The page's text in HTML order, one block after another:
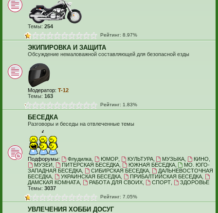
Темы: 254
Рейтинг: 8.97%
ЭКИПИРОВКА И ЗАЩИТА
Обсуждение немаловажной составляющей для безопасной езды
Модератор: T-12
Темы: 163
Рейтинг: 1.83%
БЕСЕДКА
Разговоры и беседы на отвлеченные темы
Подфорумы: Флудилка, ЮМОР, КУЛЬТУРА, МУЗЫКА КИНО
МУЗЕИ
ПИТЕРСКАЯ БЕСЕДКА, ЮЖНАЯ БЕСЕДКА,
МО. ЮГО-
ЗАПАДНАЯ БЕСЕДКА
СИБИРСКАЯ БЕСЕДКА,
ДАЛЬНЕВОСТОЧНАЯ
БЕСЕДКА
УКРАИНСКАЯ БЕСЕДКА, ПРИБАЛТИЙСКАЯ БЕСЕДКА,
ДАМСКАЯ КОМНАТА
РАБОТА ДЛЯ СВОИХ, СПОРТ,
ЗДОРОВЬЕ
Темы: 3037
Рейтинг: 7.05%
УВЛЕЧЕНИЯ ХОББИ ДОСУГ